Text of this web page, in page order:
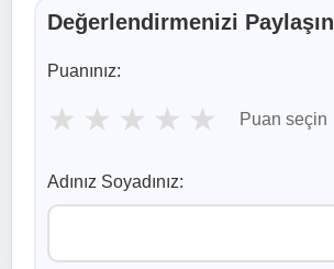
Değerlendirmenizi Paylaşın
Puanınız:
★ ★ ★ ★ ★ Puan seçin
Adınız Soyadınız: